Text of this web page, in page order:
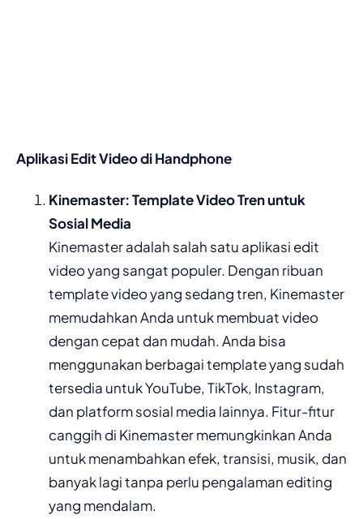
Aplikasi Edit Video di Handphone
Kinemaster: Template Video Tren untuk
Sosial Media
Kinemaster adalah salah satu aplikasi edit
video yang sangat populer. Dengan ribuan
template video yang sedang tren, Kinemaster
memudahkan Anda untuk membuat video
dengan cepat dan mudah. Anda bisa
menggunakan berbagai template yang sudah
tersedia untuk YouTube, TikTok, Instagram,
dan platform sosial media lainnya. Fitur-fitur
canggih di Kinemaster memungkinkan Anda
untuk menambahkan efek, transisi, musik, dan
banyak lagi tanpa perlu pengalaman editing
yang mendalam.